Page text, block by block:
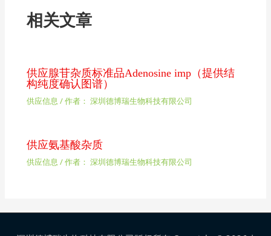
相关文章
供应腺苷杂质标准品Adenosine imp（提供结
构纯度确认图谱）
供应信息 / 作者： 深圳德博瑞生物科技有限公司
供应氨基酸杂质
供应信息 / 作者： 深圳德博瑞生物科技有限公司